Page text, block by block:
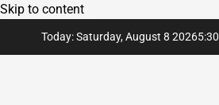
Skip to content
Today: Saturday, August 8 20265:30